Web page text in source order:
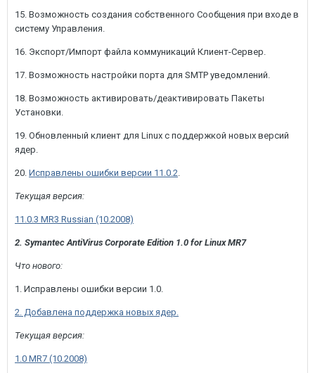
15. Возможность создания собственного Сообщения при входе в
систему Управления.
16. Экспорт/Импорт файла коммуникаций Клиент-Сервер.
17. Возможность настройки порта для SMTP уведомлений.
18. Возможность активировать/деактивировать Пакеты
Установки.
19. Обновленный клиент для Linux с поддержкой новых версий
ядер.
20. Исправлены ошибки версии 11.0.2.
Текущая версия:
11.0.3 MR3 Russian (10.2008)
2. Symantec AntiVirus Corporate Edition 1.0 for Linux MR7
Что нового:
1. Исправлены ошибки версии 1.0.
2. Добавлена поддержка новых ядер.
Текущая версия:
1.0 MR7 (10.2008)